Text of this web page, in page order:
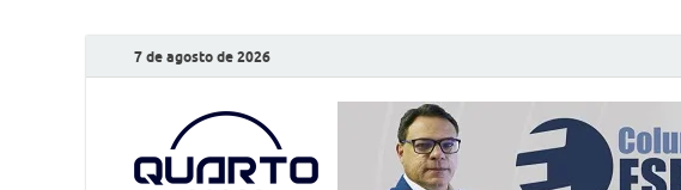
7 de agosto de 2026
O Quarto Poder
Notícias todos os dias